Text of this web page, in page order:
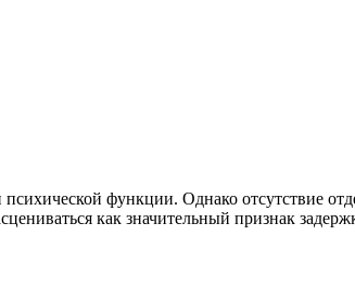
функции. Однако отсутствие
как значительный признак